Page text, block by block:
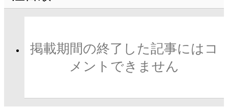
掲載期間の終了した記事にはコ
メントできません